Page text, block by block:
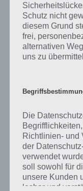
Prozent, wovon die
Prozent ein Wort und
wurde die App
erfolgreichsten Spiele
und iTunes App Store.
Auf WhatsApp
Tweet auf
Mehr
Schutz nicht
diesem Grund
frei,
alternativen
uns zu
Die
Richtlinien- und
der
verwendet
soll sowohl für
unsere Kunden
lesbar und